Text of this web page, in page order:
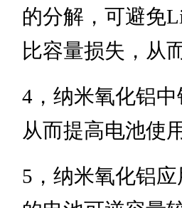
的分解，可避免
比容量损失，从
4，纳米氧化铝
从而提高电池使
5，纳米氧化铝